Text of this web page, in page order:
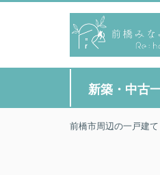
新築・中古
前橋市周辺の一戸建